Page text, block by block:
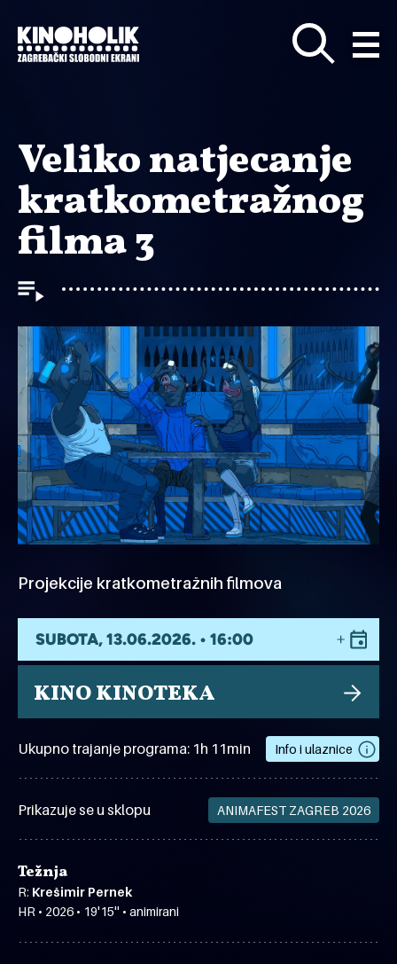
glavni
sadržaj
Veliko natjecanje
kratkometražnog
filma 3
Projekcije kratkometražnih filmova
SUBOTA, 13.06.2026. • 16:00
KINO KINOTEKA
Ukupno trajanje programa: 1h 11min Info i ulaznice
Prikazuje se u sklopu ANIMAFEST ZAGREB 2026
Težnja
R: Krešimir Pernek
HR • 2026 • 19'15'' • animirani